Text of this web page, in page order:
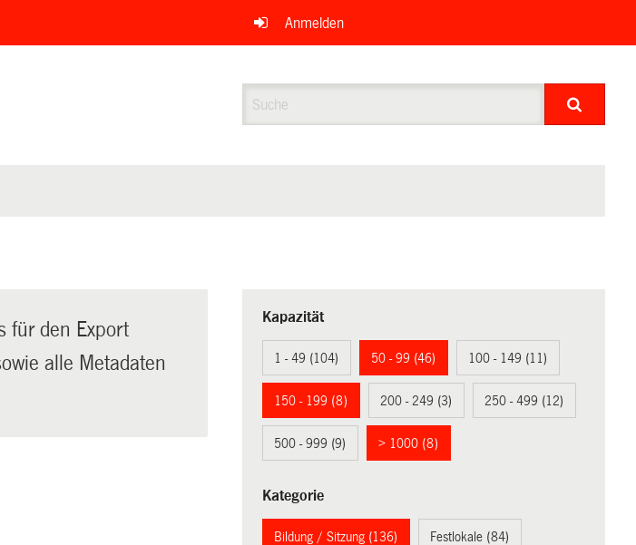
Anmelden
für den Export
alle Metadaten
Kapazität
1 - 49 (104) 50 - 99 (46) 100 - 149 (11)
150 - 199 (8) 200 - 249 (3) 250 - 499 (12)
500 - 999 (9) > 1000 (8)
Kategorie
Bildung / Sitzung (136) Festlokale (84)